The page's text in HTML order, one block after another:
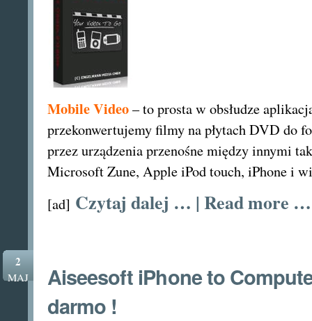
Mobile Video– to prosta w obsłudze
przekonwertujemy filmy na płytach DVD do
przez urządzenia przenośne między innymi
Microsoft Zune, Apple iPod touch, iPhone i
[ad] Czytaj dalej … | Read more …
2
MAJ
Aiseesoft iPhone to
darmo !